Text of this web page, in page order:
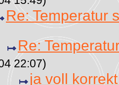
Re: Temperatur
Re:
22:07)
ja voll